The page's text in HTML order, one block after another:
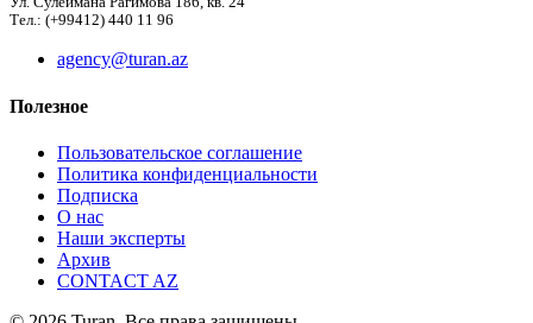
Тел.: (+99412) 440 11 96
agency@turan.az
Полезное
Пользовательское соглашение
Политика конфиденциальности
Подписка
О нас
Наши эксперты
Архив
CONTACT AZ